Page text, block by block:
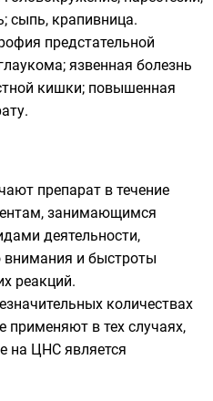
сыпь, крапивница.
предстательной
язвенная болезнь
кишки; повышенная
препарат в течение
занимающимся
деятельности,
и быстроты
реакций.
количествах
применяют в тех случаях,
на ЦНС является